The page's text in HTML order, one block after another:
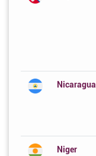
Nicaragua
Niger